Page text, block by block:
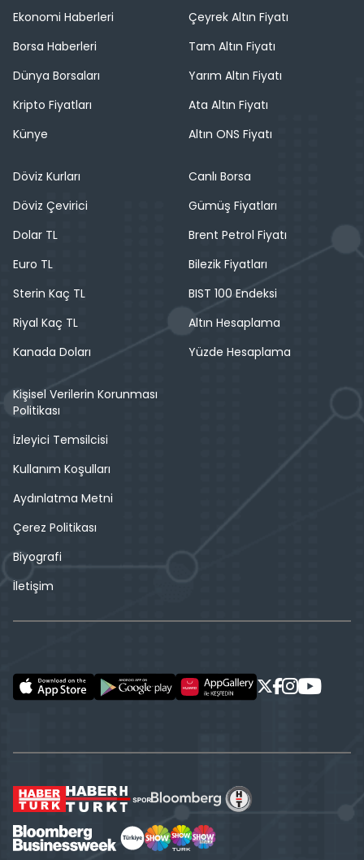
Ekonomi Haberleri
Borsa Haberleri
Dünya Borsaları
Kripto Fiyatları
Künye
Çeyrek Altın Fiyatı
Tam Altın Fiyatı
Yarım Altın Fiyatı
Ata Altın Fiyatı
Altın ONS Fiyatı
Döviz Kurları
Döviz Çevirici
Dolar TL
Euro TL
Sterin Kaç TL
Riyal Kaç TL
Kanada Doları
Canlı Borsa
Gümüş Fiyatları
Brent Petrol Fiyatı
Bilezik Fiyatları
BIST 100 Endeksi
Altın Hesaplama
Yüzde Hesaplama
Kişisel Verilerin Korunması
Politikası
İzleyici Temsilcisi
Kullanım Koşulları
Aydınlatma Metni
Çerez Politikası
Biyografi
İletişim